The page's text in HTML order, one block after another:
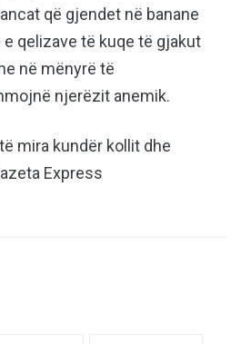
që gjendet në banane
qelizave të kuqe të gjakut
në mënyrë të
njerëzit anemik.
mira kundër kollit dhe
Express